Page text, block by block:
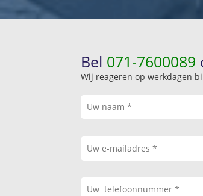
Bel 071-7600089
Wij reageren op werkdagen